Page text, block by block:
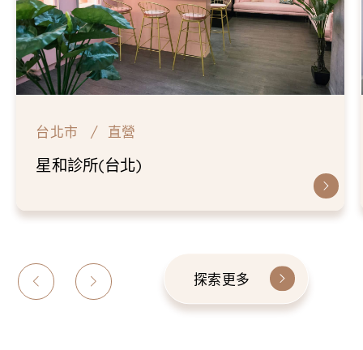
台北市 直營
仁愛星和診所
探索更多